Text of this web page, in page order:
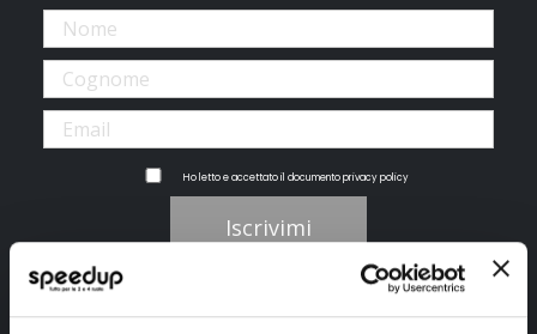
Ho letto e accettato il documentoprivacy policy
Iscrivimi